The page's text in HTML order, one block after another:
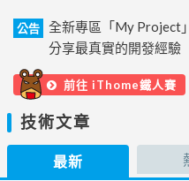
公告
全新專區「My Project
分享最真實的開發經驗
前往 iThome鐵人賽
技術文章
最新